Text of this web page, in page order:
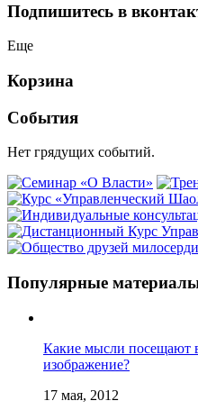
Подпишитесь в
Еще
Корзина
События
Нет грядущих событий.
Популярные
Какие мысли посещают
изображение?
17 мая, 2012